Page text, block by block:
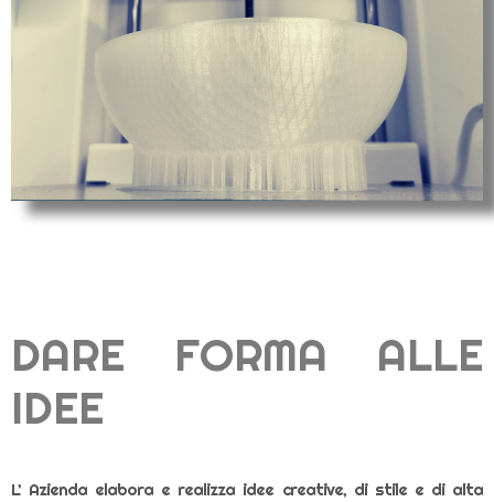
DARE FORMA ALLE
IDEE
L’ Azienda elabora e realizza idee creative, di stile e di alta